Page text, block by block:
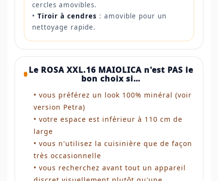
cercles amovibles.
• Tiroir à cendres : amovible pour un
nettoyage rapide.
Le ROSA XXL.16 MAIOLICA n'est PAS le
bon choix si…
• vous préférez un look 100% minéral (voir
version Petra)
• votre espace est inférieur à 110 cm de
large
• vous n'utilisez la cuisinière que de façon
très occasionnelle
• vous recherchez avant tout un appareil